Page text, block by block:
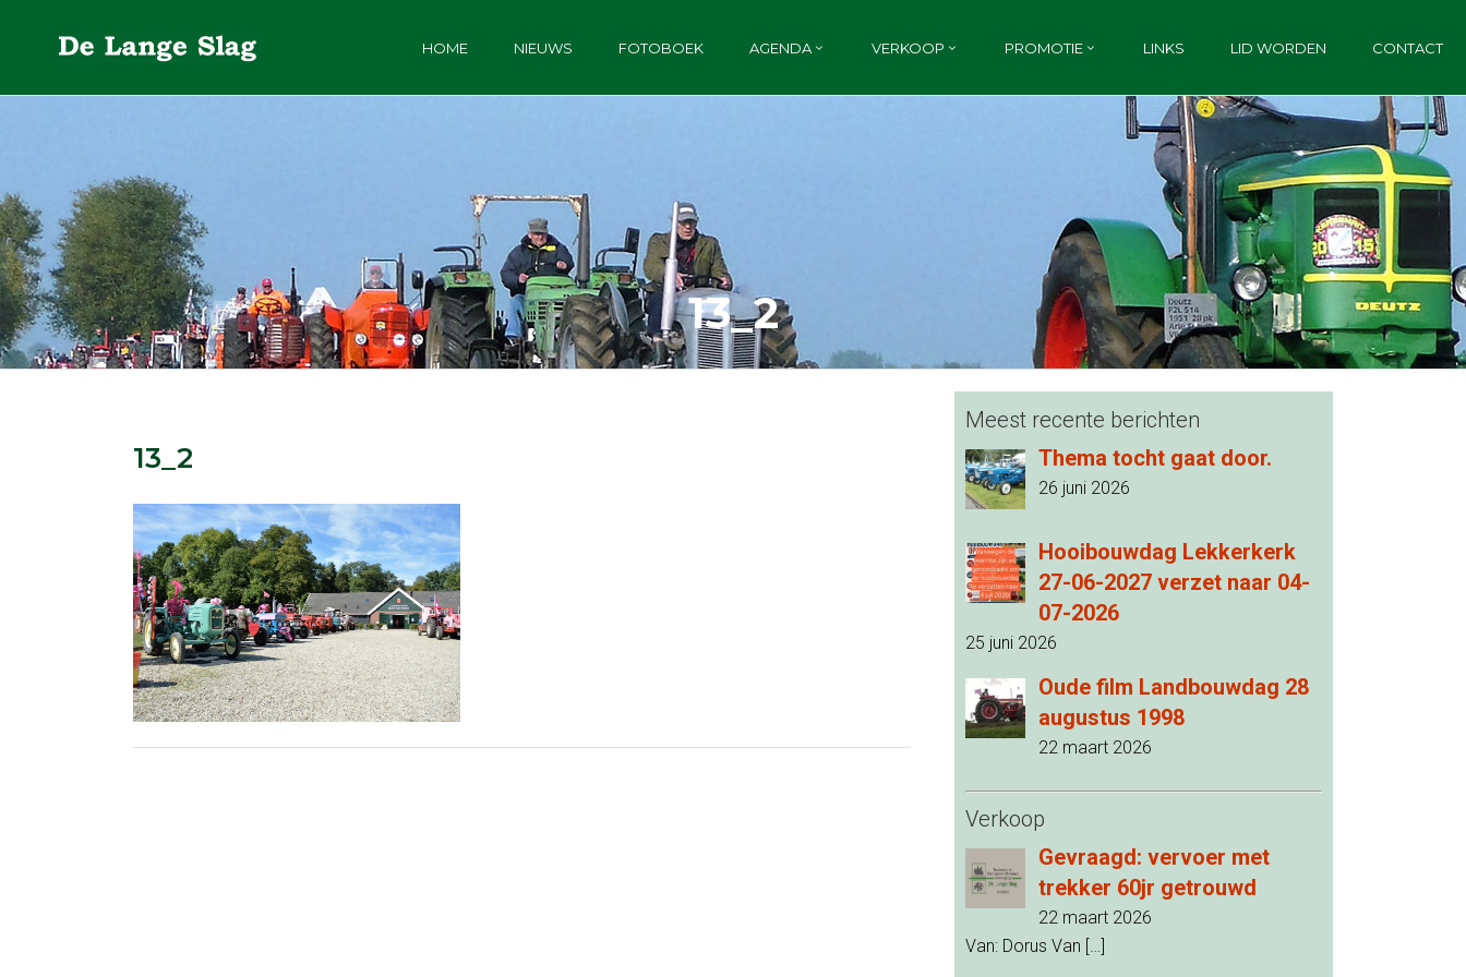
HOME NIEUWS FOTOBOEK AGENDA VERKOOP PROMOTIE LINKS LID WORDEN CONTACT
13_2
13_2
Meest recente berichten
Thema tocht gaat door.
26 juni 2026
Hooibouwdag Lekkerkerk
27-06-2027 verzet naar 04-
07-2026
25 juni 2026
Oude film Landbouwdag 28
augustus 1998
22 maart 2026
Verkoop
Gevraagd: vervoer met
trekker 60jr getrouwd
22 maart 2026
Van: Dorus Van […]